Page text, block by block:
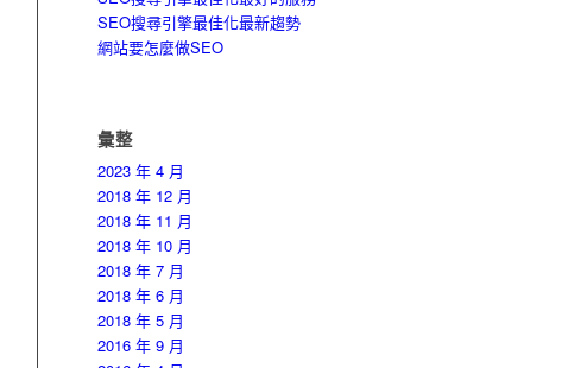
SEO搜尋引擎最佳化最新趨勢
網站要怎麼做SEO
彙整
2023 年 4 月
2018 年 12 月
2018 年 11 月
2018 年 10 月
2018 年 7 月
2018 年 6 月
2018 年 5 月
2016 年 9 月